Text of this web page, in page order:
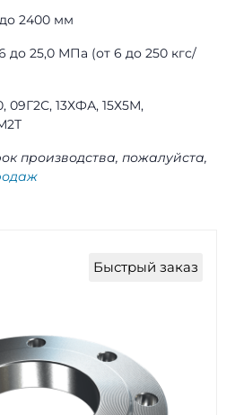
до 2400 мм
до 25,0 МПа (от 6 до 250 кгс/
09Г2С, 13ХФА, 15Х5М,
производства, пожалуйста,
Быстрый заказ